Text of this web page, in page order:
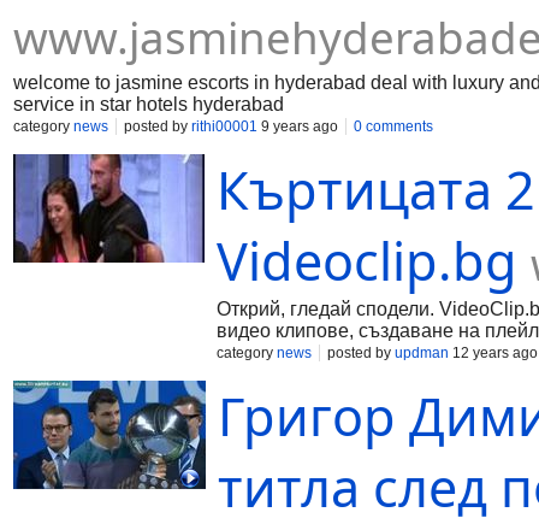
welcome to jasmine escorts in hyderabad deal with luxury
service in star hotels hyderabad
category news posted by rithi00001 9 years ago 0 comments
Къртицата
Videoclip.bg
Открий, гледай сподели.
видео клипове, създаване на
category news posted by updman 12 years ago
Григор
титла след